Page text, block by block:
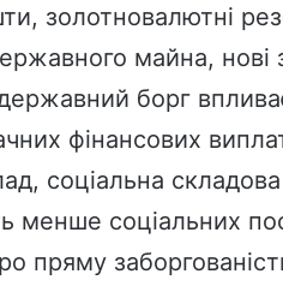
золотновалютні
майна, нові
борг
фінансових
соціальна
менше соціальних
пряму